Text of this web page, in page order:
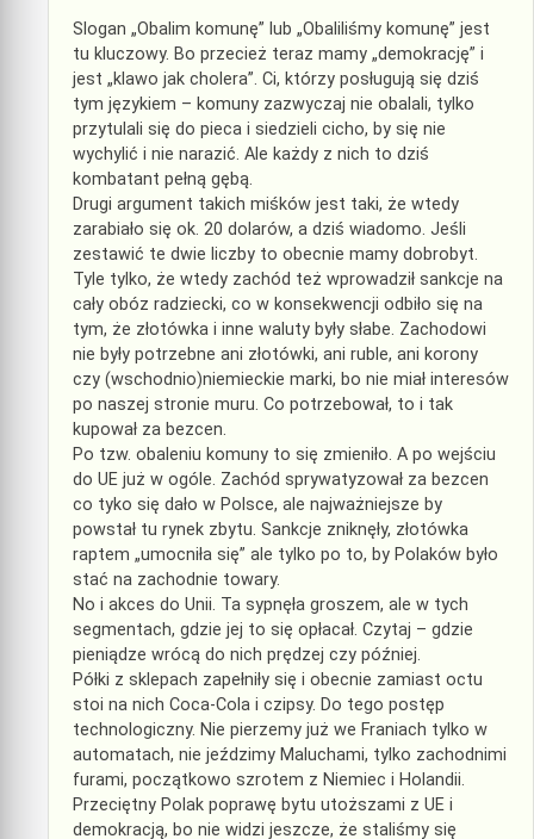
Slogan „Obalim komunę” lub „Obaliliśmy komunę” jest
tu kluczowy. Bo przecież teraz mamy „demokrację” i
jest „klawo jak cholera”. Ci, którzy posługują się dziś
tym językiem – komuny zazwyczaj nie obalali, tylko
przytulali się do pieca i siedzieli cicho, by się nie
wychylić i nie narazić. Ale każdy z nich to dziś
kombatant pełną gębą.
Drugi argument takich miśków jest taki, że wtedy
zarabiało się ok. 20 dolarów, a dziś wiadomo. Jeśli
zestawić te dwie liczby to obecnie mamy dobrobyt.
Tyle tylko, że wtedy zachód też wprowadził sankcje na
cały obóz radziecki, co w konsekwencji odbiło się na
tym, że złotówka i inne waluty były słabe. Zachodowi
nie były potrzebne ani złotówki, ani ruble, ani korony
czy (wschodnio)niemieckie marki, bo nie miał interesów
po naszej stronie muru. Co potrzebował, to i tak
kupował za bezcen.
Po tzw. obaleniu komuny to się zmieniło. A po wejściu
do UE już w ogóle. Zachód sprywatyzował za bezcen
co tyko się dało w Polsce, ale najważniejsze by
powstał tu rynek zbytu. Sankcje zniknęły, złotówka
raptem „umocniła się” ale tylko po to, by Polaków było
stać na zachodnie towary.
No i akces do Unii. Ta sypnęła groszem, ale w tych
segmentach, gdzie jej to się opłacał. Czytaj – gdzie
pieniądze wrócą do nich prędzej czy później.
Półki z sklepach zapełniły się i obecnie zamiast octu
stoi na nich Coca-Cola i czipsy. Do tego postęp
technologiczny. Nie pierzemy już we Franiach tylko w
automatach, nie jeździmy Maluchami, tylko zachodnimi
furami, początkowo szrotem z Niemiec i Holandii.
Przeciętny Polak poprawę bytu utoższami z UE i
demokracją, bo nie widzi jeszcze, że staliśmy się